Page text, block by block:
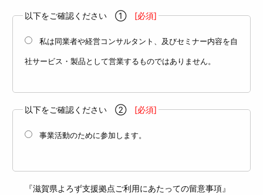
以下をご確認ください ①[必須]
私は同業者や経営コンサルタント、及びセミナー内容を自
社サービス・製品として営業するものではありません。
以下をご確認ください ②[必須]
事業活動のために参加します。
『滋賀県よろず支援拠点ご利用にあたっての留意事項』